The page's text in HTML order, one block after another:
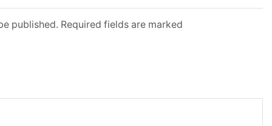
published. Required fields are marked